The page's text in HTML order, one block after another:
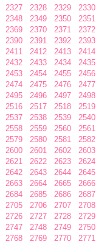
2327 2328 2329
2330
2348 2349 2350
2351
2369 2370 2371
2372
2390 2391 2392
2393
2411 2412 2413
2414
2432 2433 2434
2435
2453 2454 2455
2456
2474 2475 2476
2477
2495 2496 2497
2498
2516 2517 2518
2519
2537 2538 2539
2540
2558 2559 2560
2561
2579 2580 2581
2582
2600 2601 2602
2603
2621 2622 2623
2624
2642 2643 2644
2645
2663 2664 2665
2666
2684 2685 2686
2687
2705 2706 2707
2708
2726 2727 2728
2729
2747 2748 2749
2750
2768 2769 2770
2771